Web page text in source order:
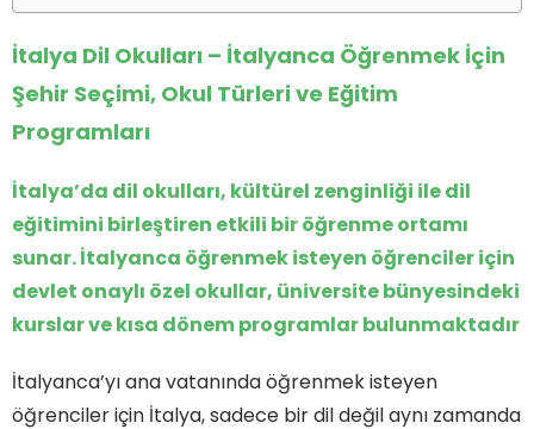
İtalya Dil Okulları – İtalyanca Öğrenmek İçin
Şehir Seçimi, Okul Türleri ve Eğitim
Programları
İtalya’da dil okulları, kültürel zenginliği ile dil
eğitimini birleştiren etkili bir öğrenme ortamı
sunar. İtalyanca öğrenmek isteyen öğrenciler için
devlet onaylı özel okullar, üniversite bünyesindeki
kurslar ve kısa dönem programlar bulunmaktadır
İtalyanca’yı ana vatanında öğrenmek isteyen
öğrenciler için İtalya, sadece bir dil değil aynı zamanda